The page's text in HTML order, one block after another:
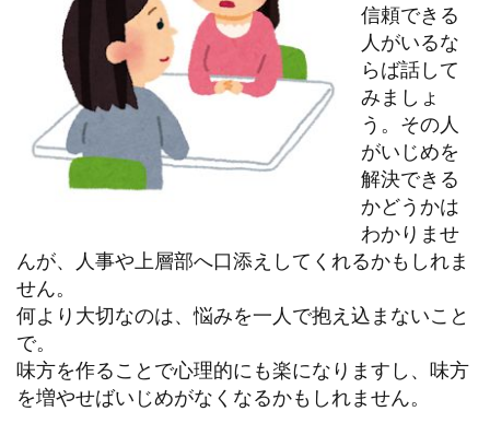
信頼できる
人がいるな
らば話して
みましょ
う。その人
がいじめを
解決できる
かどうかは
わかりませ
んが、人事や上層部へ口添えしてくれるかもしれま
せん。
何より大切なのは、悩みを一人で抱え込まないこと
で。
味方を作ることで心理的にも楽になりますし、味方
を増やせばいじめがなくなるかもしれません。